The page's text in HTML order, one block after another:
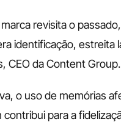
revisita o
identificação,
CEO da Content Group.
o uso de memórias
para a